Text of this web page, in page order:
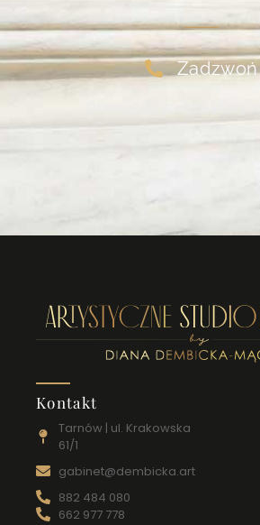
Zadzwoń
Kontakt
Tarnów | ul. Krakowska
61/1
gabinet@dembicka.art
882 484 080
662 977 778